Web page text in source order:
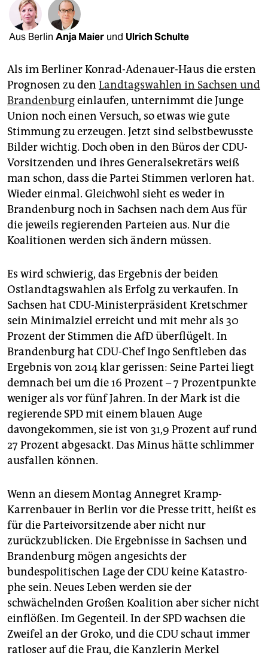
fragen & hilfe
unterstützen
genossenschaft
epaper login
Aus Berlin Anja Maier und Ulrich Schulte
Als im Berliner Konrad-Adenauer-Haus die ersten
Prognosen zu den Landtagswahlen in Sachsen und
Brandenburgeinlaufen, unternimmt die Junge
Union noch einen Versuch, so etwas wie gute
Stimmung zu erzeugen. Jetzt sind selbstbewusste
Bilder wichtig. Doch oben in den Büros der CDU-
Vorsitzenden und ihres Generalsekretärs weiß
man schon, dass die Partei Stimmen verloren hat.
Wieder einmal. Gleichwohl sieht es weder in
Brandenburg noch in Sachsen nach dem Aus für
die jeweils regierenden Parteien aus. Nur die
Koalitionen werden sich ändern müssen.
Es wird schwierig, das Ergebnis der beiden
Ostlandtagswahlen als Erfolg zu verkaufen. In
Sachsen hat CDU-Ministerpräsident Kretschmer
sein Minimalziel erreicht und mit mehr als 30
Prozent der Stimmen die AfD überflügelt. In
Brandenburg hat CDU-Chef Ingo Senftleben das
Ergebnis von 2014 klar gerissen: Seine Partei liegt
demnach bei um die 16 Prozent – 7 Prozentpunkte
weniger als vor fünf Jahren. In der Mark ist die
regierende SPD mit einem blauen Auge
davongekommen, sie ist von 31,9 Prozent auf rund
27 Prozent abgesackt. Das Minus hätte schlimmer
ausfallen können.
Wenn an diesem Montag Annegret Kramp-
Karrenbauer in Berlin vor die Presse tritt, heißt es
für die Parteivorsitzende aber nicht nur
zurückzublicken. Die Ergebnisse in Sachsen und
Brandenburg mögen angesichts der
bundespolitischen Lage der CDU keine Katastro­
phe sein. Neues Leben werden sie der
schwächelnden Großen Koalition aber sicher nicht
einflößen. Im Gegenteil. In der SPD wachsen die
Zweifel an der Groko, und die CDU schaut immer
ratloser auf die Frau, die Kanzlerin Merkel